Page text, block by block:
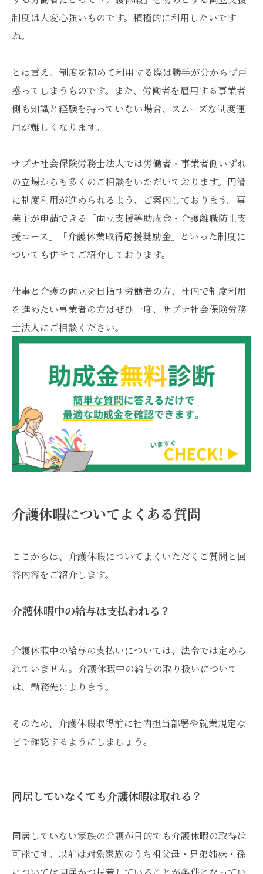
制度は大変心強いものです。積極的に利用したいです
ね。
とは言え、制度を初めて利用する際は勝手が分からず戸
惑ってしまうものです。また、労働者を雇用する事業者
側も知識と経験を持っていない場合、スムーズな制度運
用が難しくなります。
サプナ社会保険労務士法人では労働者・事業者側いずれ
の立場からも多くのご相談をいただいております。円滑
に制度利用が進められるよう、ご案内しております。事
業主が申請できる「両立支援等助成金・介護離職防止支
援コース」「介護休業取得応援奨励金」といった制度に
ついても併せてご紹介しております。
仕事と介護の両立を目指す労働者の方、社内で制度利用
を進めたい事業者の方はぜひ一度、サプナ社会保険労務
士法人にご相談ください。
介護休暇についてよくある質問
ここからは、介護休暇についてよくいただくご質問と回
答内容をご紹介します。
介護休暇中の給与は支払われる？
介護休暇中の給与の支払いについては、法令では定めら
れていません。介護休暇中の給与の取り扱いについて
は、勤務先によります。
そのため、介護休暇取得前に社内担当部署や就業規定な
どで確認するようにしましょう。
同居していなくても介護休暇は取れる？
同居していない家族の介護が目的でも介護休暇の取得は
可能です。以前は対象家族のうち祖父母・兄弟姉妹・孫